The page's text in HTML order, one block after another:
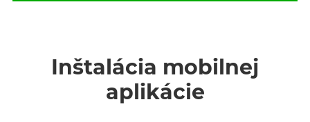
Inštalácia mobilnej
aplikácie